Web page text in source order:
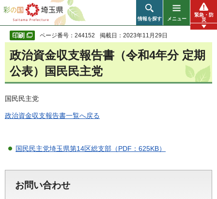
彩の国 埼玉県
情報を探す メニュー
緊急・防
災
ページ番号：244152 掲載日：2023年11月29日
政治資金収支報告書（令和4年分 定期
公表）国民民主党
国民民主党
政治資金収支報告書一覧へ戻る
国民民主党埼玉県第14区総支部（PDF：625KB）
お問い合わせ